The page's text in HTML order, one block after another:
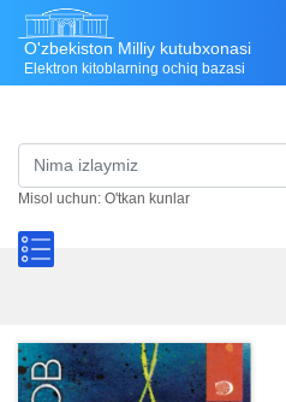
O'zbekiston Milliy kutubxonasi
Elektron kitoblarning ochiq bazasi
Misol uchun: O'tkan kunlar